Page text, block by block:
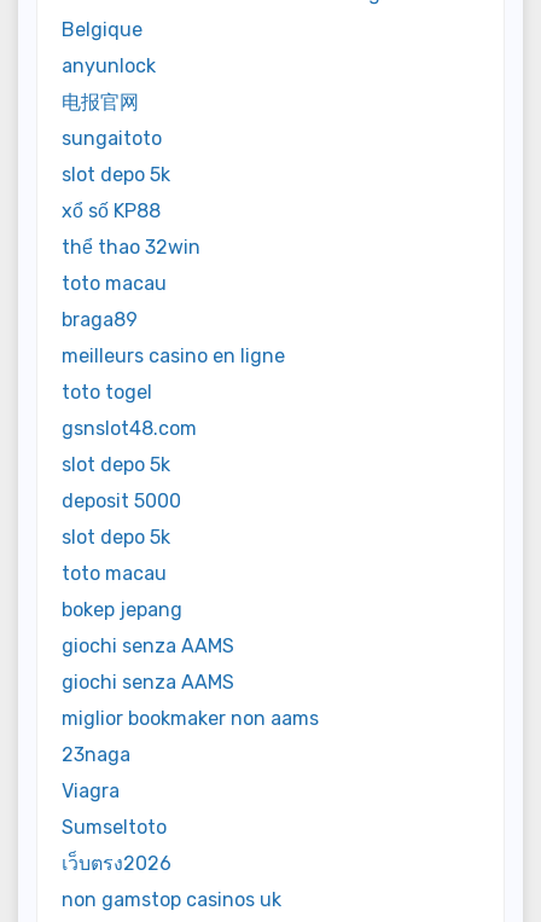
Belgique
anyunlock
电报官网
sungaitoto
slot depo 5k
xổ số KP88
thể thao 32win
toto macau
braga89
meilleurs casino en ligne
toto togel
gsnslot48.com
slot depo 5k
deposit 5000
slot depo 5k
toto macau
bokep jepang
giochi senza AAMS
giochi senza AAMS
miglior bookmaker non aams
23naga
Viagra
Sumseltoto
เว็บตรง2026
non gamstop casinos uk